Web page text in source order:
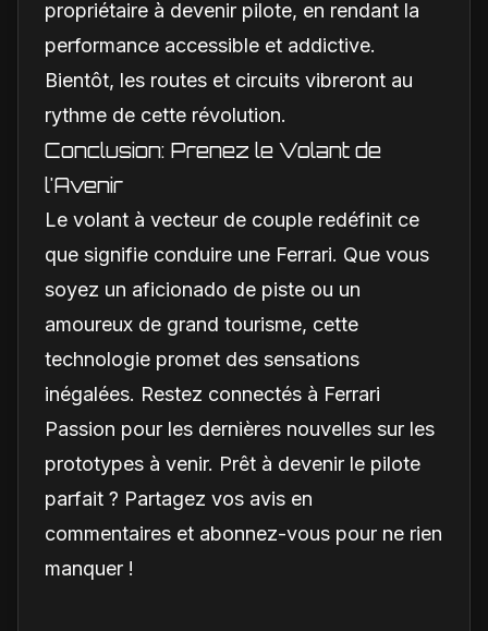
propriétaire à devenir pilote, en rendant la
performance accessible et addictive.
Bientôt, les routes et circuits vibreront au
rythme de cette révolution.
Conclusion: Prenez le Volant de
l'Avenir
Le volant à vecteur de couple redéfinit ce
que signifie conduire une Ferrari. Que vous
soyez un aficionado de piste ou un
amoureux de grand tourisme, cette
technologie promet des sensations
inégalées. Restez connectés à Ferrari
Passion pour les dernières nouvelles sur les
prototypes à venir. Prêt à devenir le pilote
parfait ? Partagez vos avis en
commentaires et abonnez-vous pour ne rien
manquer !